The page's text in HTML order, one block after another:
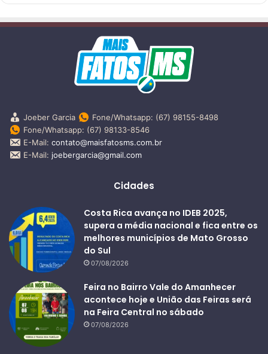
Joeber Garcia
Fone/Whatsapp: (67) 98155-8498
Fone/Whatsapp: (67) 98133-8546
E-Mail: contato@maisfatosms.com.br
E-Mail: joebergarcia@gmail.com
Cidades
Costa Rica avança no IDEB 2025,
supera a média nacional e fica entre os
melhores municípios de Mato Grosso
do Sul
07/08/2026
Feira no Bairro Vale do Amanhecer
acontece hoje e União das Feiras será
na Feira Central no sábado
07/08/2026